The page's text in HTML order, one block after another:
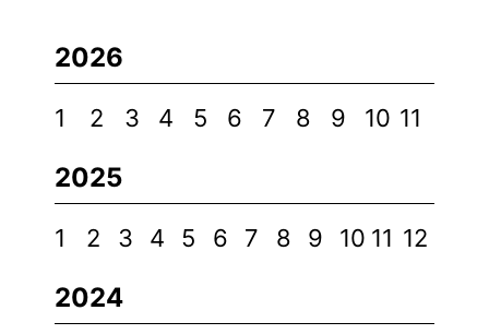
2026
1 2 3 4 5 6 7 8 9 10 11
2025
1 2 3 4 5 6 7 8 9 10 11 12
2024